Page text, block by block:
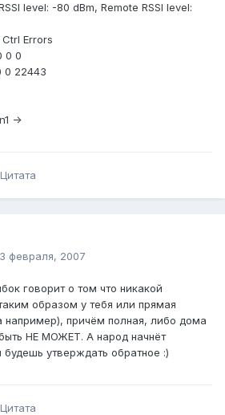
level: -80 dBm, Remote RSSI level:
Errors
0 0
0 22443
->
Цитата
3 февраля, 2007
говорит о том что никакой
образом у тебя или прямая
причём полная, либо дома
НЕ МОЖЕТ. А народ начнёт
утверждать обратное :)
Цитата